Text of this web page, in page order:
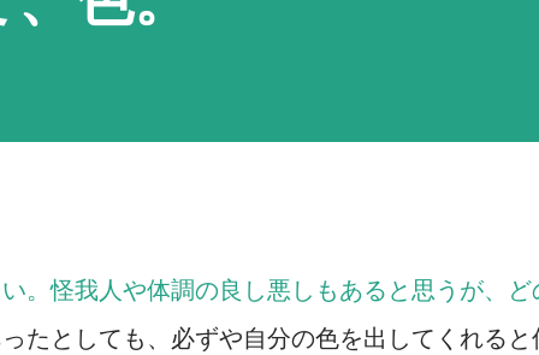
。怪我人や体調の良し悪しもあると思うが、ど
たとしても、必ずや自分の色を出してくれると